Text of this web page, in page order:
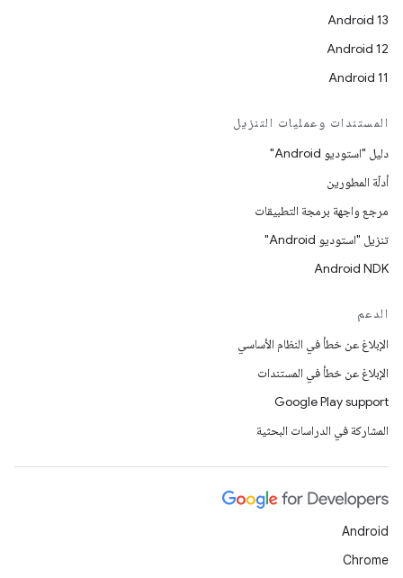
Android 13
Android 12
Android 11
المستندات وعمليات التنزيل
دليل "استوديو Android"
أدلّة المطورين
مرجع واجهة برمجة التطبيقات
تنزيل "استوديو Android"
Android NDK
الدعم
الإبلاغ عن خطأ في النظام الأساسي
الإبلاغ عن خطأ في المستندات
Google Play support
المشاركة في الدراسات البحثية
Android
Chrome